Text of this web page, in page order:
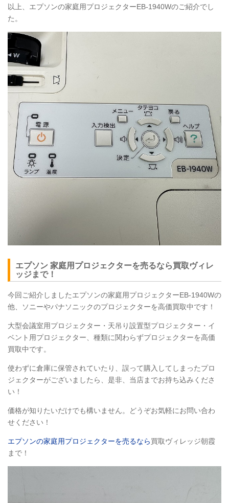
以上、エプソンの家庭用プロジェクターEB-1940Wのご紹介でし
た。
エプソン 家庭用プロジェクターを売るなら買取ヴィレ
ッジまで！
今回ご紹介しましたエプソンの家庭用プロジェクターEB-1940Wの
他、ソニーやパナソニックのプロジェクターを高価買取中です！
大型会議室用プロジェクター・天吊り設置型プロジェクター・イ
ベント用プロジェクター、種類に関わらずプロジェクターを高価
買取中です。
使わずに倉庫に保管されていたり、誤って購入してしまったプロ
ジェクターがございましたら、是非、当店までお持ち込みくださ
い！
価格が知りたいだけでも構いません。どうぞお気軽にお問い合わ
せください！
エプソンの家庭用プロジェクターを売るなら買取ヴィレッジ朝霞
まで！